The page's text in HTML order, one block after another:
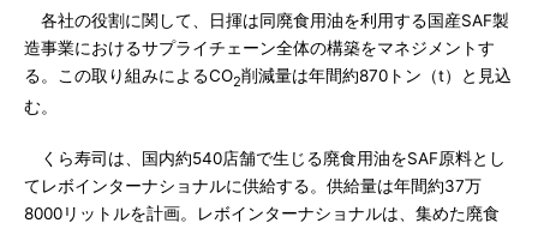
各社の役割に関して、日揮は同廃食用油を利用する国産SAF製
造事業におけるサプライチェーン全体の構築をマネジメントす
る。この取り組みによるCO2削減量は年間約870トン（t）と見込
む。
くら寿司は、国内約540店舗で生じる廃食用油をSAF原料とし
てレボインターナショナルに供給する。供給量は年間約37万
8000リットルを計画。レボインターナショナルは、集めた廃食